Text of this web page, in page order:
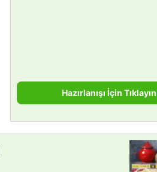
Hazırlanışı İçin Tıklayın